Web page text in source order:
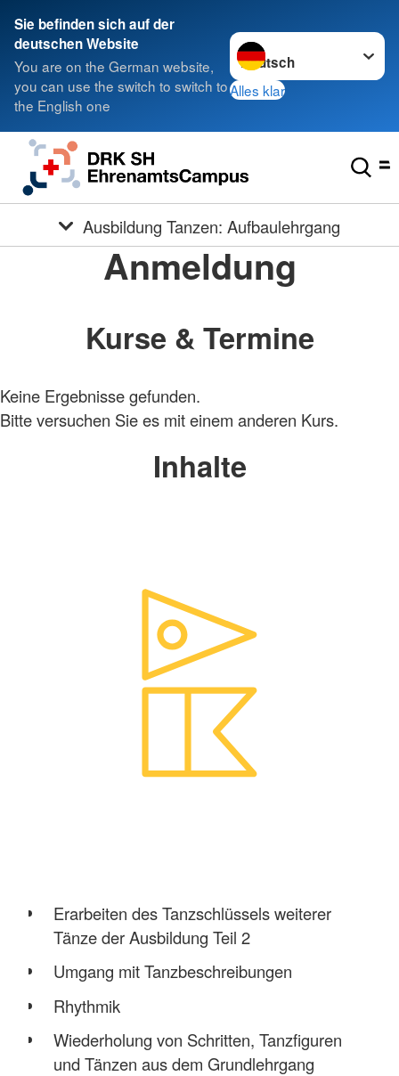
Sie befinden sich auf der
deutschen Website
You are on the German website,
you can use the switch to switch to
the English one
Sprache wechseln zu
Alles klar
Ausbildung Tanzen: Aufbaulehrgang
Anmeldung
Kurse & Termine
Keine Ergebnisse gefunden.
Bitte versuchen Sie es mit einem anderen Kurs.
Inhalte
Erarbeiten des Tanzschlüssels weiterer
Tänze der Ausbildung Teil 2
Umgang mit Tanzbeschreibungen
Rhythmik
Wiederholung von Schritten, Tanzfiguren
und Tänzen aus dem Grundlehrgang